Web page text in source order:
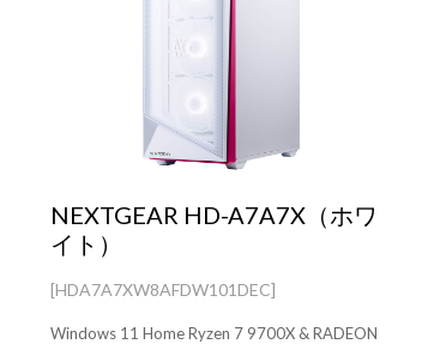
NEXTGEAR HD-A7A7X（ホワ
イト）
[HDA7A7XW8AFDW101DEC]
Windows 11 Home Ryzen 7 9700X & RADEON